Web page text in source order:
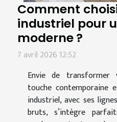
Comment
industriel pour
moderne ?
7 avril 2026 12:52
Envie de
touche contemporaine
industriel, avec ses
bruts, s’intègre